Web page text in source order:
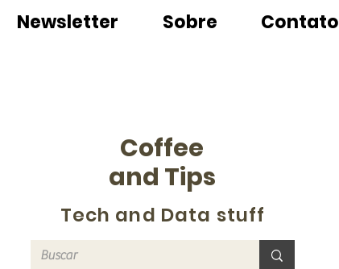
Newsletter Sobre Contato
Coffee
and Tips
Tech and Data stuff